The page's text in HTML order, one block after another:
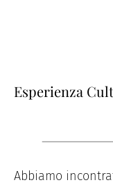
Esperienza
Abbiamo